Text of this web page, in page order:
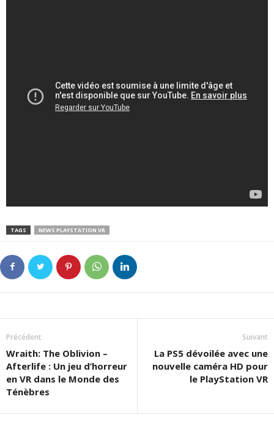
TAGS NEWS PLAYSTATION VR
Précédent
Wraith: The Oblivion –
Afterlife : Un jeu d’horreur
en VR dans le Monde des
Ténèbres
Suivant
La PS5 dévoilée avec une
nouvelle caméra HD pour
le PlayStation VR